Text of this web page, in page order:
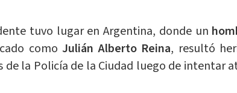
tuvo lugar en Argentina, donde un
como Julián Alberto Reina, resultó
de la Policía de la Ciudad luego de intentar